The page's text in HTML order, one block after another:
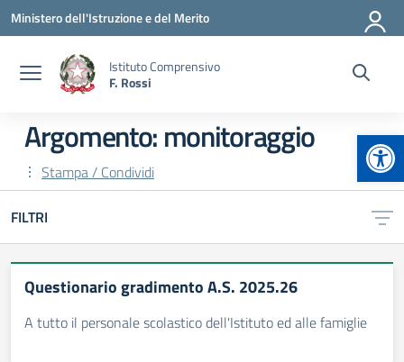
Vai ai contenuti
Vai al menu di navigazione
Vai al footer
Ministero dell'Istruzione e del Merito
Istituto Comprensivo
F. Rossi
Argomento: monitoraggio
Stampa / Condividi
FILTRI
Questionario gradimento A.S. 2025.26
A tutto il personale scolastico dell'Istituto ed alle famiglie